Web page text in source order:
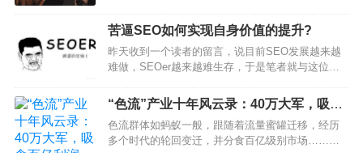
友：“是不是真的啊。” 他信誓旦旦地保证道：“鞋子
肯定是真的。”当时我没买，但今天和一个长时间在
朋友圈卖鞋的…
苦逼SEO如何实现自身价值的提升?
昨天收到一个读者的留言，说目前SEO发展越来越
难做，SEOer越来越难生存，于是笔者就与这位朋
发展不是很好，每天累死累活，老板却认为没好好
做事，多少苦逼SEO心里是哑巴吃黄莲的感觉?之前
咨询这样的…
“色流”产业十年风云录：40万大军，吸食
百亿利润
色流群体如蚂蚁一般，跟随着流量蜜罐迁移，经历
多个时代的轮回变迁，并分食百亿级别市场……标